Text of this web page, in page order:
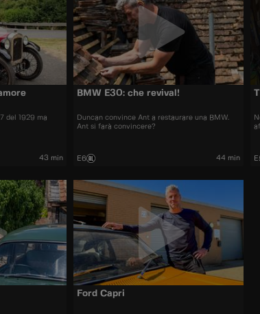
del 1929 ma
43 min
BMW E30: che revival!
Duncan convince Ant a restaurare una BMW.
Ant si farà convincere?
E6 44 min
Ford Capri